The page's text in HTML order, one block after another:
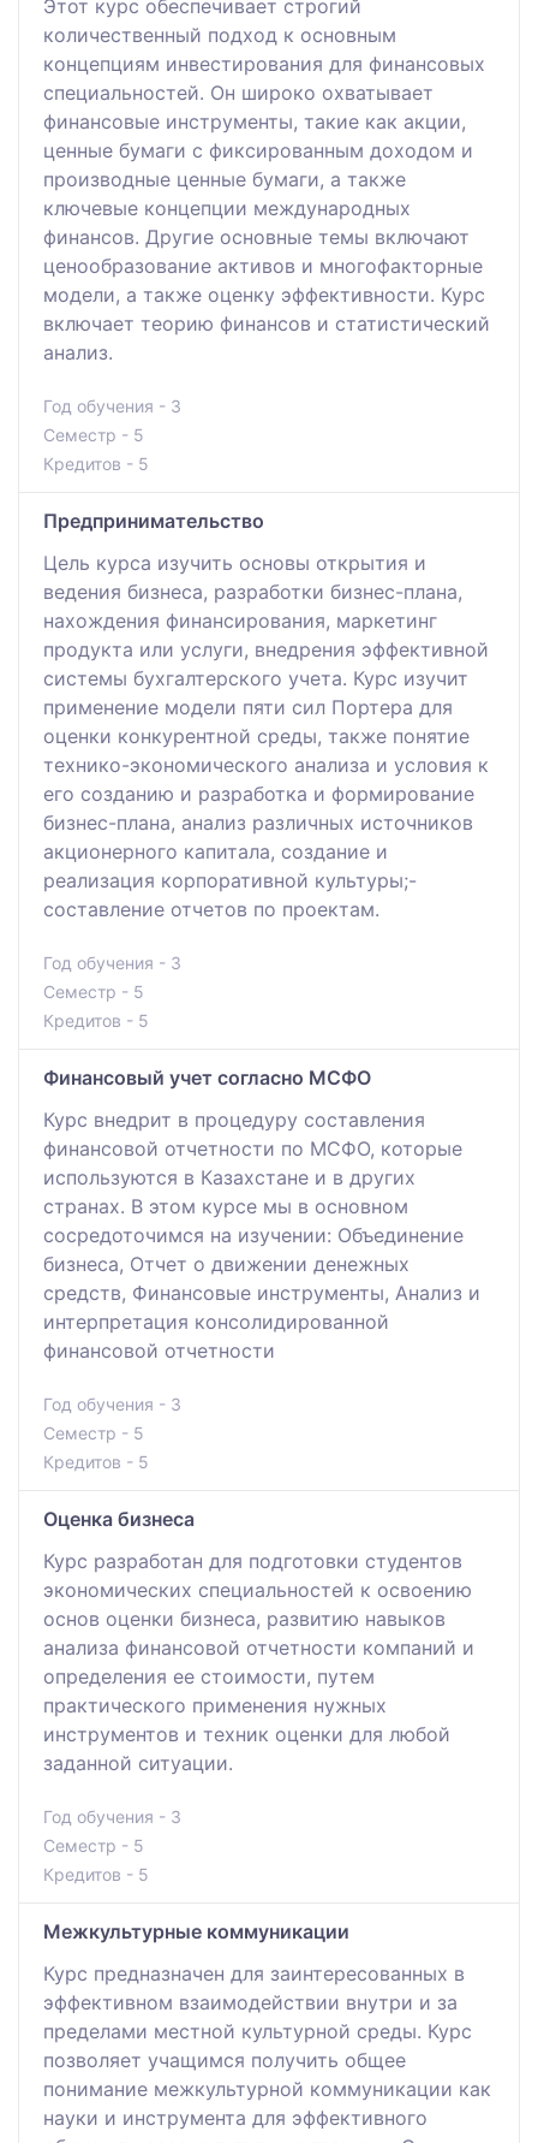
Этот курс обеспечивает строгий
количественный подход к основным
концепциям инвестирования для финансовых
специальностей. Он широко охватывает
финансовые инструменты, такие как акции,
ценные бумаги с фиксированным доходом и
производные ценные бумаги, а также
ключевые концепции международных
финансов. Другие основные темы включают
ценообразование активов и многофакторные
модели, а также оценку эффективности. Курс
включает теорию финансов и статистический
анализ.
Год обучения - 3
Семестр - 5
Кредитов - 5
Предпринимательство
Цель курса изучить основы открытия и
ведения бизнеса, разработки бизнес-плана,
нахождения финансирования, маркетинг
продукта или услуги, внедрения эффективной
системы бухгалтерского учета. Курс изучит
применение модели пяти сил Портера для
оценки конкурентной среды, также понятие
технико-экономического анализа и условия к
его созданию и разработка и формирование
бизнес-плана, анализ различных источников
акционерного капитала, создание и
реализация корпоративной культуры;-
составление отчетов по проектам.
Год обучения - 3
Семестр - 5
Кредитов - 5
Финансовый учет согласно МСФО
Курс внедрит в процедуру составления
финансовой отчетности по МСФО, которые
используются в Казахстане и в других
странах. В этом курсе мы в основном
сосредоточимся на изучении: Объединение
бизнеса, Отчет о движении денежных
средств, Финансовые инструменты, Анализ и
интерпретация консолидированной
финансовой отчетности
Год обучения - 3
Семестр - 5
Кредитов - 5
Оценка бизнеса
Курс разработан для подготовки студентов
экономических специальностей к освоению
основ оценки бизнеса, развитию навыков
анализа финансовой отчетности компаний и
определения ее стоимости, путем
практического применения нужных
инструментов и техник оценки для любой
заданной ситуации.
Год обучения - 3
Семестр - 5
Кредитов - 5
Межкультурные коммуникации
Курс предназначен для заинтересованных в
эффективном взаимодействии внутри и за
пределами местной культурной среды. Курс
позволяет учащимся получить общее
понимание межкультурной коммуникации как
науки и инструмента для эффективного